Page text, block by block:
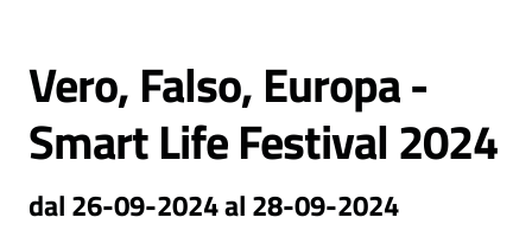
Chi
Siamo
Opportunità
Salta al contenuto
Vero, Falso, Europa -
Smart Life Festival 2024
dal 26-09-2024 al 28-09-2024